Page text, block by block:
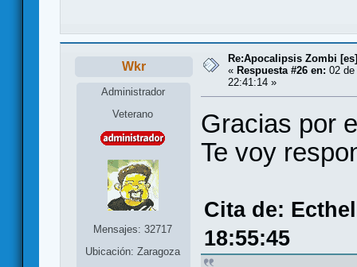
Wkr
Administrador
Veterano
Mensajes: 32717
Ubicación: Zaragoza
Re:Apocalipsis Zombi [es]
« Respuesta #26 en: 02
22:41:14 »
Gracias por
Te voy
Cita de:
18:55:45